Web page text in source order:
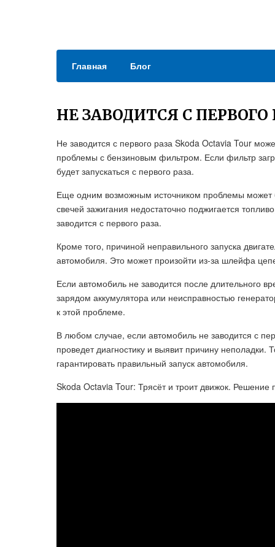
Главная Блог
НЕ ЗАВОДИТСЯ С ПЕРВОГО
Не заводится с первого раза Skoda Octavia Tour
проблемы с бензиновым фильтром. Если фильтр
будет запускаться с первого раза.
Еще одним возможным источником проблемы может
свечей зажигания недостаточно поджигается
заводится с первого раза.
Кроме того, причиной неправильного запуска
автомобиля. Это может произойти из-за шлейфа
Если автомобиль не заводится после длительного
зарядом аккумулятора или неисправностью
к этой проблеме.
В любом случае, если автомобиль не заводится с
проведет диагностику и выявит причину неполадки.
гарантировать правильный запуск автомобиля.
Skoda Octavia Tour: Трясёт и троит движок. Решение